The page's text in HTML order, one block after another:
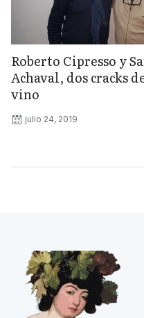
Roberto Cipresso y
Achaval, dos cracks
vino
julio 24, 2019